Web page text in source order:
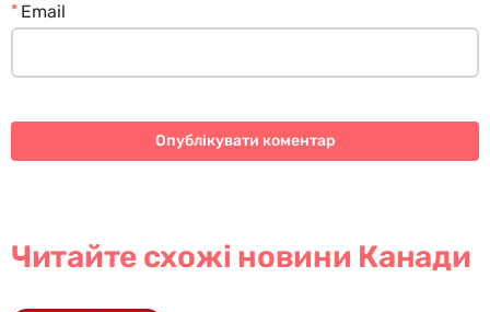
Email
*
Читайте схожі новини Канади